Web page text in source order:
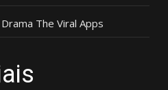
The Viral Apps